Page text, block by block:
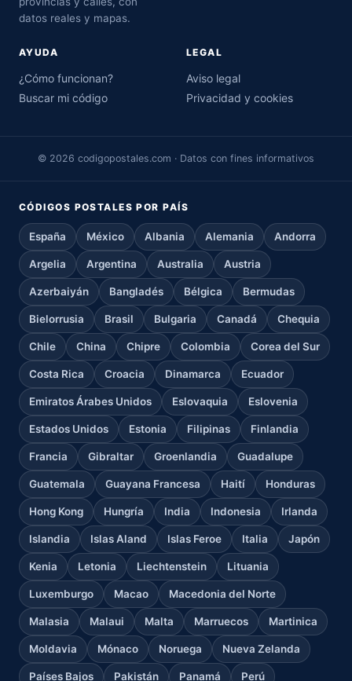
datos reales y mapas.
AYUDA
¿Cómo funcionan?
Buscar mi código
LEGAL
Aviso legal
Privacidad y cookies
© 2026 codigopostales.com · Datos con fines informativos
CÓDIGOS POSTALES POR PAÍS
España México Albania Alemania Andorra
Argelia Argentina Australia Austria
Azerbaiyán Bangladés Bélgica Bermudas
Bielorrusia Brasil Bulgaria Canadá Chequia
Chile China Chipre Colombia Corea del Sur
Costa Rica Croacia Dinamarca Ecuador
Emiratos Árabes Unidos Eslovaquia Eslovenia
Estados Unidos Estonia Filipinas Finlandia
Francia Gibraltar Groenlandia Guadalupe
Guatemala Guayana Francesa Haití Honduras
Hong Kong Hungría India Indonesia Irlanda
Islandia Islas Aland Islas Feroe Italia Japón
Kenia Letonia Liechtenstein Lituania
Luxemburgo Macao Macedonia del Norte
Malasia Malaui Malta Marruecos Martinica
Moldavia Mónaco Noruega Nueva Zelanda
Países Bajos Pakistán Panamá Perú